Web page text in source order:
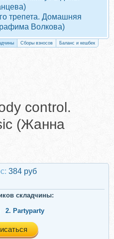
трепета. Домашняя
Волкова)
Сборы взносов Баланс и кешбек
control.
(Жанна
384 руб
складчины:
2. Partyparty